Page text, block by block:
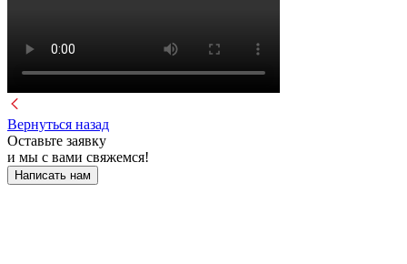
Вернуться назад
Оставьте заявку
и мы с вами свяжемся!
Написать нам